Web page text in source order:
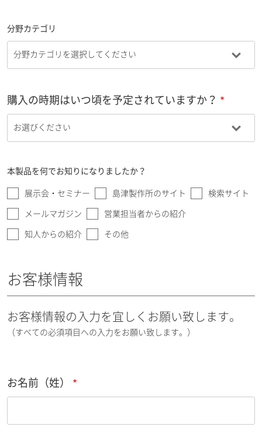
分野カテゴリ
購入の時期はいつ頃を予定されていますか？
本製品を何でお知りになりましたか？
展示会・セミナー 島津製作所のサイト 検索サイト
メールマガジン 営業担当者からの紹介
知人からの紹介 その他
お客様情報
お客様情報の入力を宜しくお願い致します。
（すべての必須項目への入力をお願い致します。）
お名前（姓）